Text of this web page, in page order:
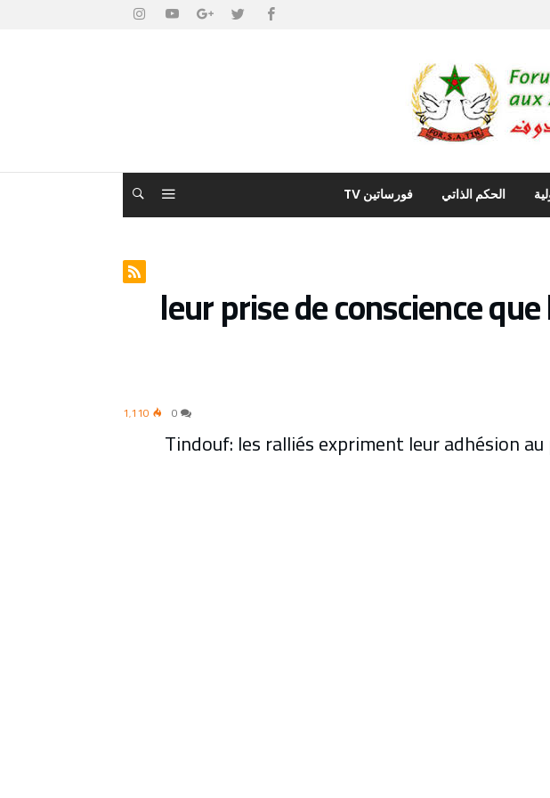
الحكم الذاتي فورساتين TV
leur prise de conscience
1٬110
Tindouf: les ralliés expriment leur adhésion